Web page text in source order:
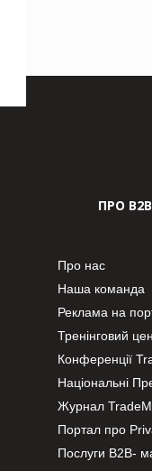
ПРО
Про нас
Наша команда
Реклама на
Тренінговий
Конференції
Національні
Журнал
Портал про
Послуги В2В-